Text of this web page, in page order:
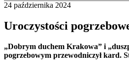
24 października 2024
Uroczystości
„Dobrym duchem Krakowa” i
pogrzebowym przewodniczył kard.